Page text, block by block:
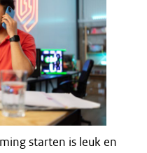
starten is leuk en